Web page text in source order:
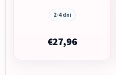
2-4 dni
€27,96